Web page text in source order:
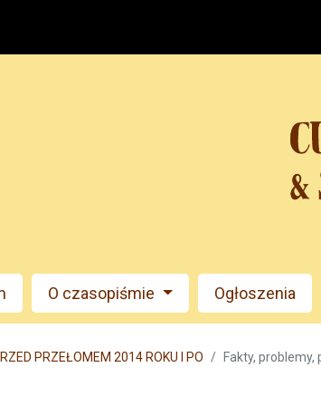
O czasopiśmie Ogłoszenia
PRZEŁOMEM 2014 ROKU I PO Fakty, problemy,